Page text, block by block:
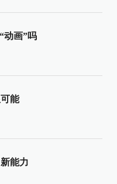
动画”吗
能
能力